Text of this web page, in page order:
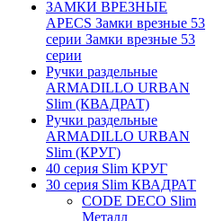
ЗАМКИ ВРЕЗНЫЕ
APECS Замки врезные 53
серии Замки врезные 53
серии
Ручки раздельные
ARMADILLO URBAN
Slim (КВАДРАТ)
Ручки раздельные
ARMADILLO URBAN
Slim (КРУГ)
40 серия Slim КРУГ
30 серия Slim КВАДРАТ
CODE DECO Slim
Металл